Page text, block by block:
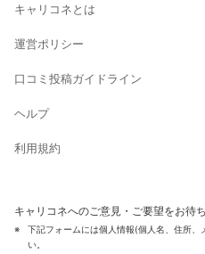
キャリコネとは
運営ポリシー
口コミ投稿ガイドライン
ヘルプ
利用規約
キャリコネへのご意見・ご要望をお待
下記フォームには個人情報(個人名、住所
い。